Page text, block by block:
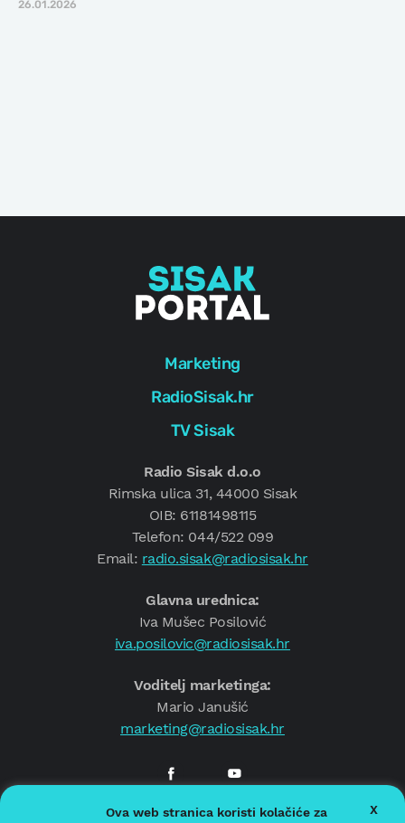
26.01.2026
Marketing
RadioSisak.hr
TV Sisak
Radio Sisak d.o.o
Rimska ulica 31, 44000 Sisak
OIB: 61181498115
Telefon: 044/522 099
Email: radio.sisak@radiosisak.hr
Glavna urednica:
Iva Mušec Posilović
iva.posilovic@radiosisak.hr
Voditelj marketinga:
Mario Janušić
marketing@radiosisak.hr
© 2026.Radio Sisak
Ova web stranica koristi kolačiće za X